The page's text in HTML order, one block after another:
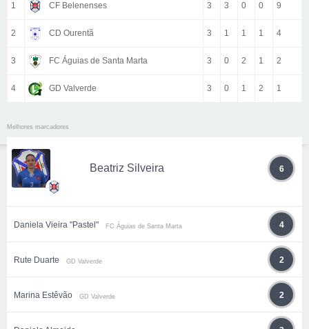
1 CF Belenenses 3 3 0 0 9
2 CD Ourentã 3 1 1 1 4
3 FC Águias de Santa Marta 3 0 2 1 2
4 GD Valverde 3 0 1 2 1
Melhores marcadores
Beatriz Silveira 6
Daniela Vieira "Pastel" FC Águias de Santa Marta 4
Rute Duarte GD Valverde 2
Marina Estêvão GD Valverde 2